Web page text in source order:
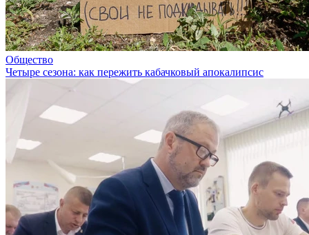
Общество
Четыре сезона: как пережить кабачковый апокалипсис